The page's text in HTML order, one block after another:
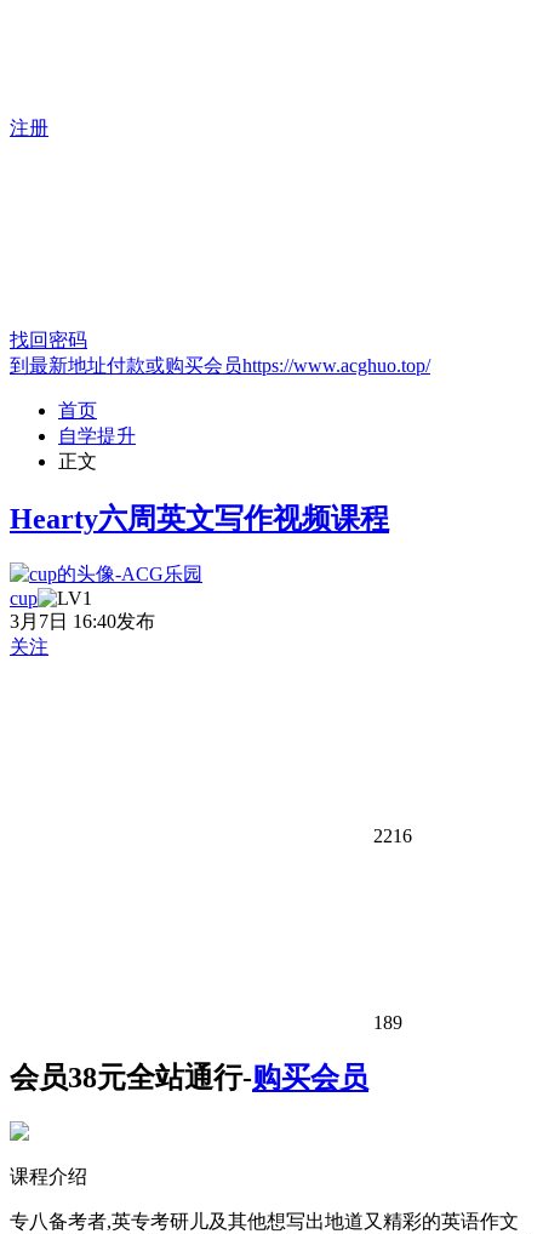
注册
找回密码
到最新地址付款或购买会员https://www.acghuo.top/
首页
自学提升
正文
Hearty六周英文写作视频课程
cup
3月7日 16:40发布
关注
2216
189
会员38元全站通行-购买会员
课程介绍
专八备考者,英专考研儿及其他想写出地道又精彩的英语作文